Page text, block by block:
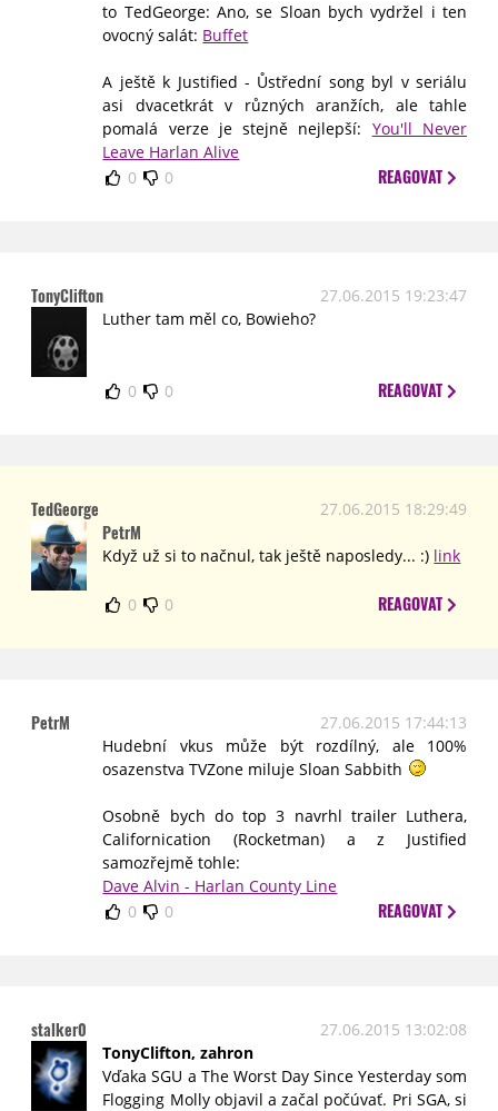
to TedGeorge: Ano, se Sloan bych vydržel i ten
ovocný salát: Buffet
A ještě k Justified - Ůstřední song byl v seriálu
asi dvacetkrát v různých aranžích, ale tahle
pomalá verze je stejně nejlepší: You'll Never
Leave Harlan Alive
0
0 REAGOVAT
TonyClifton
27.06.2015 19:23:47
Luther tam měl co, Bowieho?
0 0 REAGOVAT
TedGeorge 27.06.2015 18:29:49
PetrM
Když už si to načnul, tak ještě naposledy... :) link
0 0 REAGOVAT
PetrM
27.06.2015 17:44:13
Hudební vkus může být rozdílný, ale 100%
osazenstva TVZone miluje Sloan Sabbith
Osobně bych do top 3 navrhl trailer Luthera,
Californication (Rocketman) a z Justified
samozřejmě tohle:
Dave Alvin - Harlan County Line
0
0 REAGOVAT
stalker0
27.06.2015 13:02:08
TonyClifton, zahron
Vďaka SGU a The Worst Day Since Yesterday som
Flogging Molly objavil a začal počúvať. Pri SGA, si